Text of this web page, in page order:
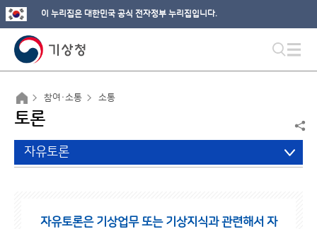
이 누리집은 대한민국 공식 전자정부 누리집입니다.
참여·소통 소통
토론
자유토론
자유토론은 기상업무 또는 기상지식과 관련해서 자